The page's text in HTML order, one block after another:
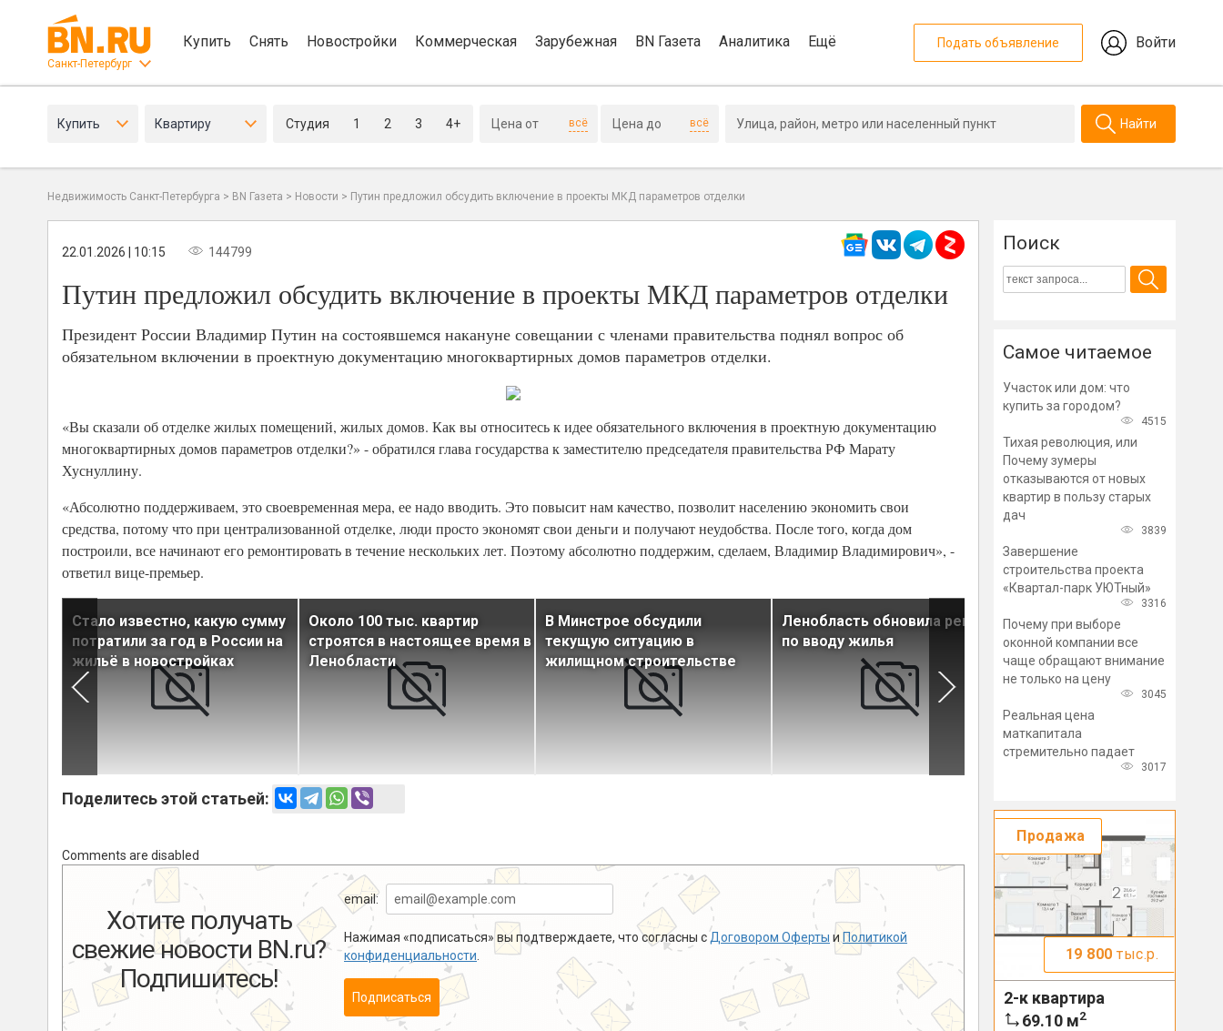
Санкт-Петербург
Купить Снять Новостройки Коммерческая Зарубежная BN Газета Аналитика Ещё Подать объявление Войти
Купить Квартиру Студия 1 2 3 4+ всё всё Найти
Недвижимость Санкт-Петербурга > BN Газета > Новости > Путин предложил обсудить включение в проекты МКД параметров отделки
22.01.2026 | 10:15 144799
Путин предложил обсудить включение в проекты МКД параметров отделки
Президент России Владимир Путин на состоявшемся накануне совещании с членами правительства поднял вопрос об
обязательном включении в проектную документацию многоквартирных домов параметров отделки.
«Вы сказали об отделке жилых помещений, жилых домов. Как вы относитесь к идее обязательного включения в проектную документацию
многоквартирных домов параметров отделки?» - обратился глава государства к заместителю председателя правительства РФ Марату
Хуснуллину.
«Абсолютно поддерживаем, это своевременная мера, ее надо вводить. Это повысит нам качество, позволит населению экономить свои
средства, потому что при централизованной отделке, люди просто экономят свои деньги и получают неудобства. После того, когда дом
построили, все начинают его ремонтировать в течение нескольких лет. Поэтому абсолютно поддержим, сделаем, Владимир Владимирович», -
ответил вице-премьер.
Стало известно, какую сумму
потратили за год в России на
жильё в новостройках
Около 100 тыс. квартир
строятся в настоящее время в
Ленобласти
В Минстрое обсудили
текущую ситуацию в
жилищном строительстве
Ленобласть обновила рекорд
по вводу жилья
Средний метраж квартиры
комфорт-класса в
сократился на 8
Поделитесь этой статьей:
Comments are disabled
Хотите получать
свежие новости BN.ru?
Подпишитесь!
email:
Нажимая «подписаться» вы подтверждаете, что согласны с Договором Оферты и Политикой
конфиденциальности
Подписаться
Поиск
Самое читаемое
Участок или дом: что
купить за городом?
4515
Тихая революция, или
Почему зумеры
отказываются от новых
квартир в пользу старых
дач
3839
Завершение
строительства проекта
«Квартал-парк УЮТный»
3316
Почему при выборе
оконной компании все
чаще обращают внимание
не только на цену
3045
Реальная цена
маткапитала
стремительно падает
3017
Продажа
19 800 тыс.р.
2-к квартира
69.10 м2